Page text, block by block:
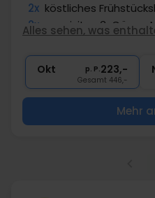
2x köstliches
2x exquisites 3-Gänge
1x Fl. Wein bei Anreise
Alles sehen, was
Okt p. P.223,-
Gesamt 446,-
Mehr